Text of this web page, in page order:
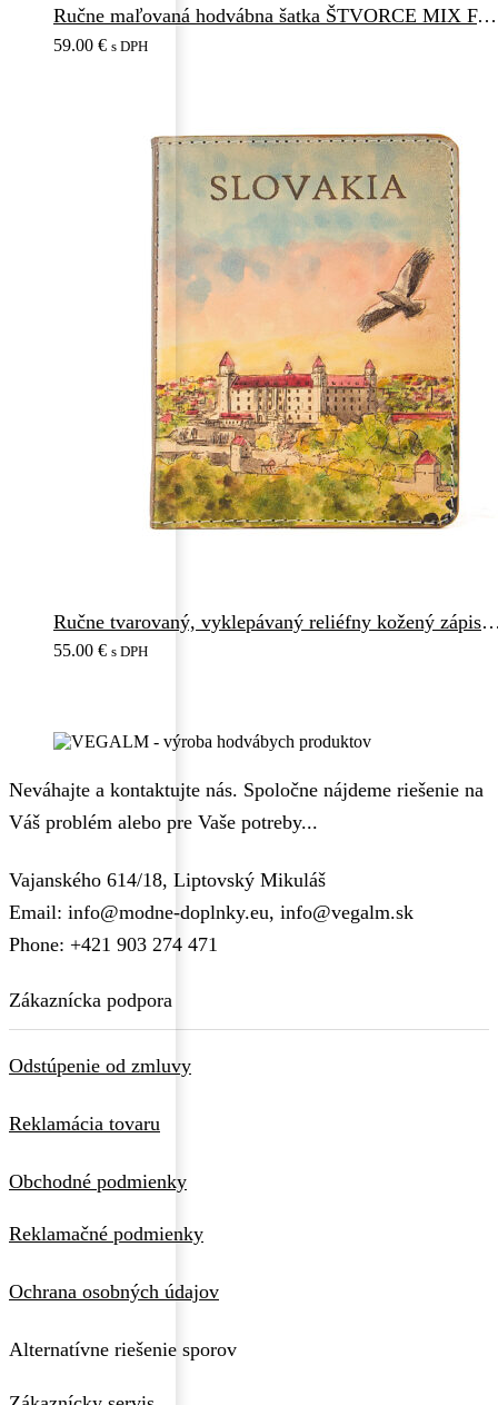
Ručne maľovaná hodvábna šatka ŠTVORCE MIX FARIEB_1, 90 x 90cm, Vyrobené na Slovensku
59.00 € s DPH
Ručne tvarovaný, vyklepávaný reliéfny kožený
55.00 € s DPH
Neváhajte a kontaktujte nás. Spoločne nájdeme riešenie na
Váš problém alebo pre Vaše potreby...
Vajanského 614/18, Liptovský Mikuláš
Email: info@modne-doplnky.eu, info@vegalm.sk
Phone: +421 903 274 471
Zákaznícka podpora
Odstúpenie od zmluvy
Reklamácia tovaru
Obchodné podmienky
Reklamačné podmienky
Ochrana osobných údajov
Alternatívne riešenie sporov